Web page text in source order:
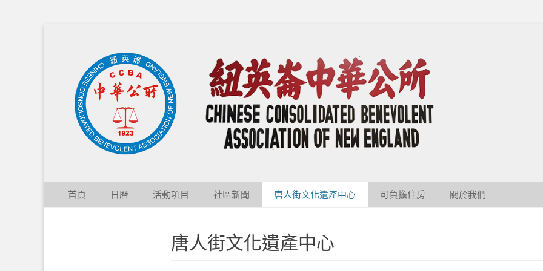
Chinese Consolidated Benevolent
Primary Menu
Skip
首頁 日曆 活動項目 社區新聞 唐人街文化遺產中心 可負擔住房 關於我們
唐人街文化遺產中心